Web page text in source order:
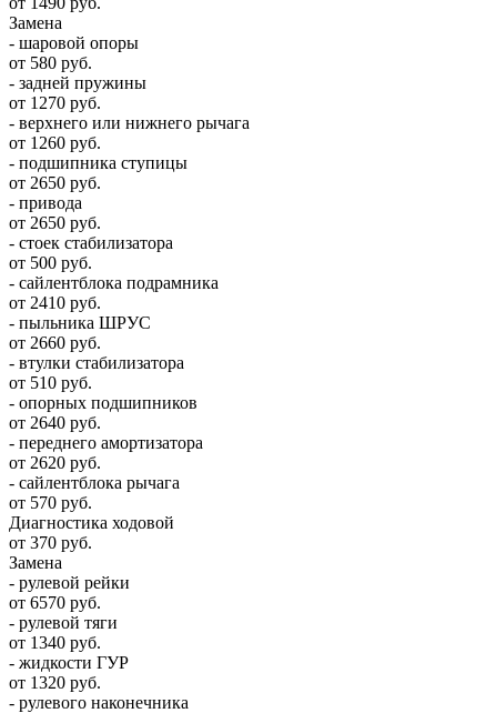
Замена
- шаровой опоры
от 580 руб.
- задней пружины
от 1270 руб.
- верхнего или нижнего рычага
от 1260 руб.
- подшипника ступицы
от 2650 руб.
- привода
от 2650 руб.
- стоек стабилизатора
от 500 руб.
- сайлентблока подрамника
от 2410 руб.
- пыльника ШРУС
от 2660 руб.
- втулки стабилизатора
от 510 руб.
- опорных подшипников
от 2640 руб.
- переднего амортизатора
от 2620 руб.
- сайлентблока рычага
от 570 руб.
Диагностика ходовой
от 370 руб.
Замена
- рулевой рейки
от 6570 руб.
- рулевой тяги
от 1340 руб.
- жидкости ГУР
от 1320 руб.
- рулевого наконечника